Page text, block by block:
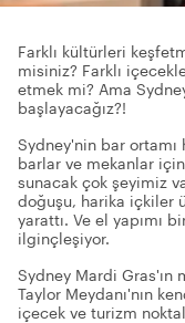
Farklı kültürleri
misiniz? Farklı
etmek mi? Ama
başlayacağız?!
Sydney'nin bar
barlar ve mekanlar
sunacak çok şeyimiz
doğuşu, harika içkiler
yarattı. Ve el yapımı
ilginçleşiyor.
Sydney Mardi Gras'ın
Taylor Meydanı'nın
içecek ve turizm